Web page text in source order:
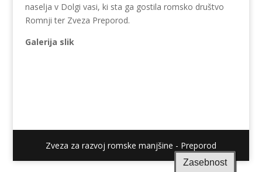
Zasebnost
naselja v Dolgi vasi, ki sta ga gostila romsko društvo
Romnji ter Zveza Preporod.
Galerija slik
Zveza za razvoj romske manjšine - Preporod